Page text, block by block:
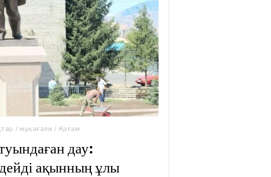
/ мұқағали / Қоғам
дау:
ақынның ұлы